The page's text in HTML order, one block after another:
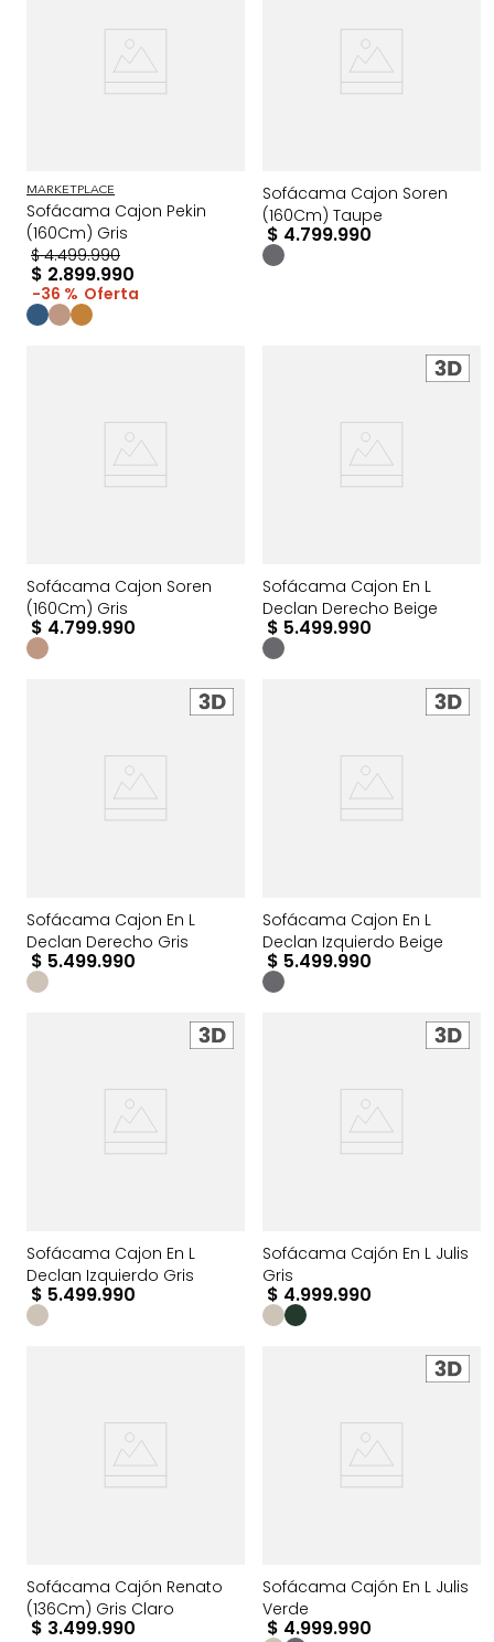
MARKETPLACE
Sofácama Cajon Pekin
(160Cm) Gris
$ 4.499.990
$ 2.899.990
36 %
Sofácama Cajon Soren
(160Cm) Taupe
$ 4.799.990
Sofácama Cajon Soren
(160Cm) Gris
$ 4.799.990
Sofácama Cajon En L
Declan Derecho Beige
$ 5.499.990
Sofácama Cajon En L
Declan Derecho Gris
$ 5.499.990
Sofácama Cajon En L
Declan Izquierdo Beige
$ 5.499.990
Sofácama Cajon En L
Declan Izquierdo Gris
$ 5.499.990
Sofácama Cajón En L Julis
Gris
$ 4.999.990
Sofácama Cajón Renato
(136Cm) Gris Claro
$ 3.499.990
Sofácama Cajón En L Julis
Verde
$ 4.999.990